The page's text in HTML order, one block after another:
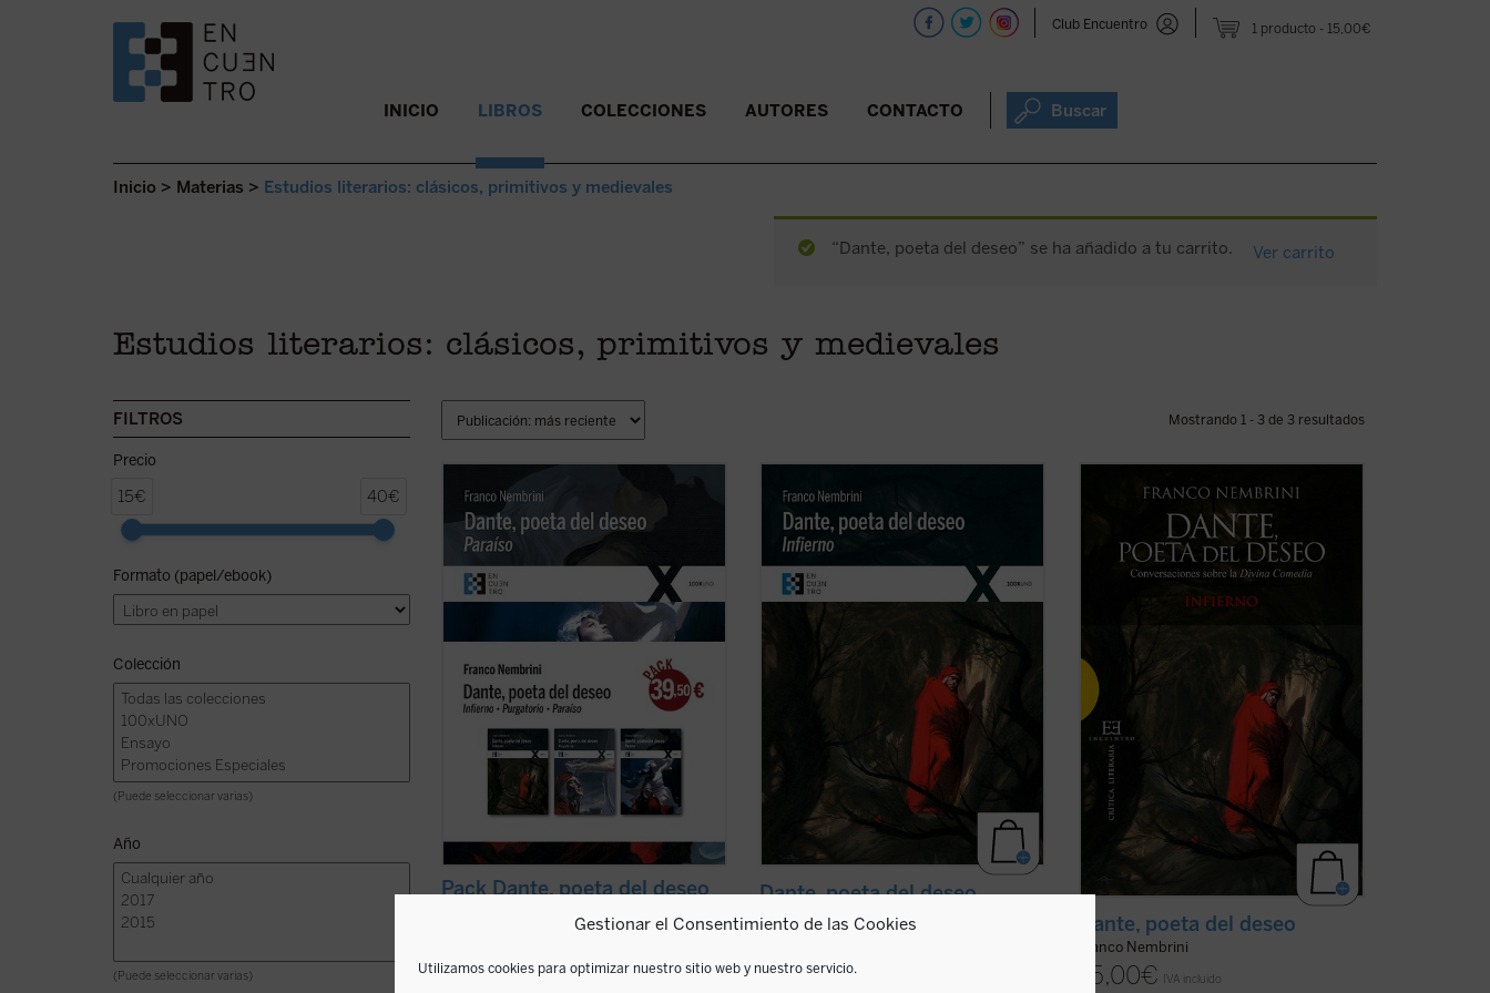
Gestionar el Consentimiento de las Cookies
Utilizamos cookies para optimizar nuestro sitio web y nuestro servicio.
1 producto 15,00€
Club Encuentro
SALTAR AL CONTENIDO. INICIO LIBROS COLECCIONES AUTORES CONTACTO Buscar
Inicio > Materias > Estudios literarios: clásicos, primitivos y medievales
“Dante, poeta del deseo” se ha añadido a tu carrito. Ver carrito
Estudios literarios: clásicos, primitivos y medievales
FILTROS
Precio
15€ 40€
Formato (papel/ebook)
Colección
(Puede seleccionar varias)
Año
(Puede seleccionar varias)
Mostrando 1 - 3 de 3 resultados
Este Pack recoge los tres volumenes
Infierno, Purgatorioy Paraíso) de la
relectura que hace Franco Nembrini del
viaje emprendido por Dante en
Comedia
, mostrando la relación viva
entre la experiencia ...
(ver ficha)
Pack Dante, poeta del deseo
Esta primera entrega de la trilogía de
Franco Nembrini dobre la Divina
Comedia>/i>, centrada en los cantos de
la parte del
lector que Dante no es un autor
reservado a unos pocos elegidos, sino ...
Dante, poeta del deseo.
Infierno
15,00€ IVA incluido
Ausente de los planes de estudios
escolares, laDivina Comediaremite en
España a un puñado de referencias
genéricas, tales como el uso del adjetivo
«dantesco» para indicar algo espantoso
y terrible, sin que se conozca realmente
Dante, poeta del deseo
Franco Nembrini
15,00€ IVA incluido